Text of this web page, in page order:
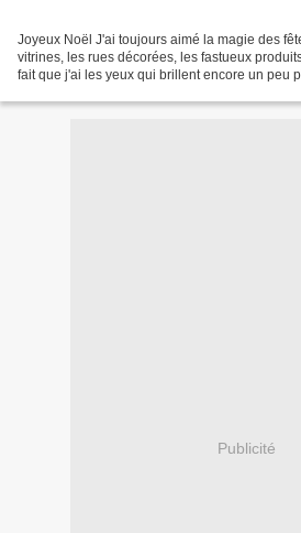
Joyeux Noël J'ai toujours aimé la magie des
vitrines, les rues décorées, les fastueux
fait que j'ai les yeux qui brillent encore un peu
Publicité